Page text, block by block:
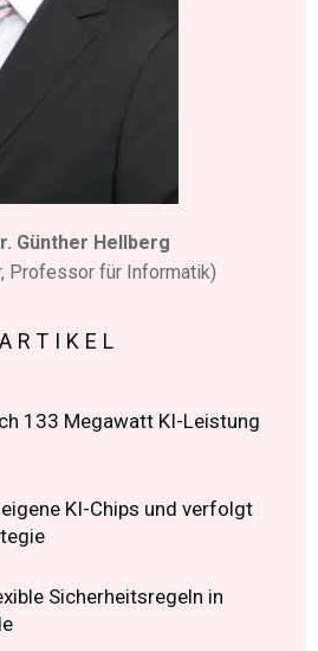
Günther Hellberg
Professor für Informatik)
133 Megawatt KI-Leistung
KI-Chips und verfolgt
Sicherheitsregeln in